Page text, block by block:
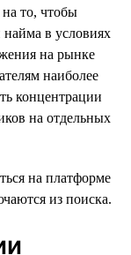
то, чтобы
в условиях
на рынке
наиболее
концентрации
на отдельных
на платформе
из поиска.